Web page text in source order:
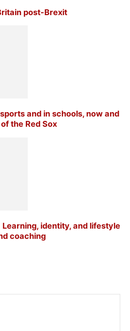
post-Brexit
and in schools, now and
the Red Sox
identity, and lifestyle
coaching